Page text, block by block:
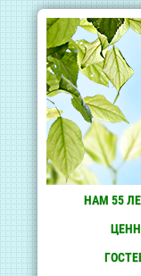
НАМ 55